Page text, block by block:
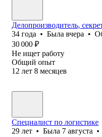
Делопроизводитель,
34 года • Была вчера •
30 000 ₽
Не ищет работу
Общий опыт
12 лет 8 месяцев
Специалист по логистике
29 лет • Была 7 августа •